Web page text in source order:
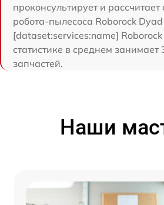
проконсультирует и
робота-пылесоса Roborock Dyad
[dataset:services:name]
статистике в среднем
запчастей.
Наши